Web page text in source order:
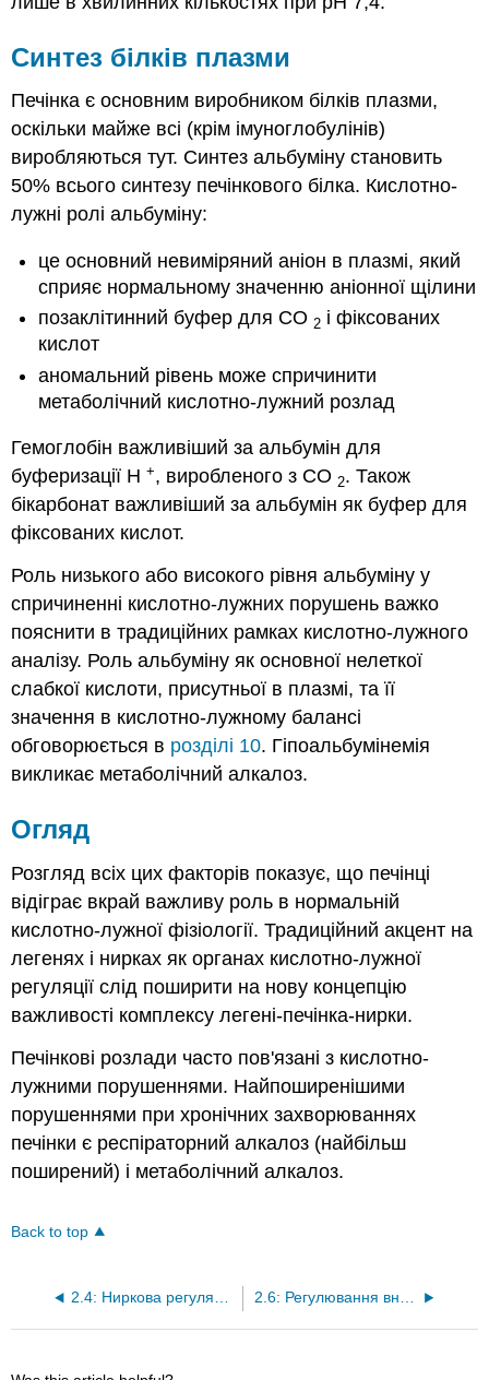
Синтез білків плазми
Печінка є основним виробником білків плазми,
оскільки майже всі (крім імуноглобулінів)
виробляються тут. Синтез альбуміну становить
50% всього синтезу печінкового білка. Кислотно-
лужні ролі альбуміну:
це основний невиміряний аніон в плазмі, який
сприяє нормальному значенню аніонної щілини
позаклітинний буфер для CO 2 і фіксованих
кислот
аномальний рівень може спричинити
метаболічний кислотно-лужний розлад
Гемоглобін важливіший за альбумін для
буферизації Н+, виробленого з СО 2. Також
бікарбонат важливіший за альбумін як буфер для
фіксованих кислот.
Роль низького або високого рівня альбуміну у
спричиненні кислотно-лужних порушень важко
пояснити в традиційних рамках кислотно-лужного
аналізу. Роль альбуміну як основної нелеткої
слабкої кислоти, присутньої в плазмі, та її
значення в кислотно-лужному балансі
обговорюється в розділі 10. Гіпоальбумінемія
викликає метаболічний алкалоз.
Огляд
Розгляд всіх цих факторів показує, що печінці
відіграє вкрай важливу роль в нормальній
кислотно-лужної фізіології. Традиційний акцент на
легенях і нирках як органах кислотно-лужної
регуляції слід поширити на нову концепцію
важливості комплексу легені-печінка-нирки.
Печінкові розлади часто пов'язані з кислотно-
лужними порушеннями. Найпоширенішими
порушеннями при хронічних захворюваннях
печінки є респіраторний алкалоз (найбільш
поширений) і метаболічний алкалоз.
Back to top